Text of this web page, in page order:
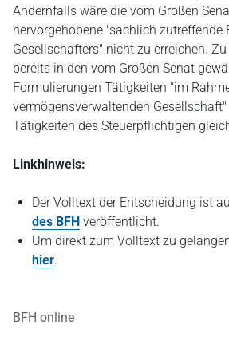
Andernfalls wäre die vom Großen
hervorgehobene "sachlich zutreffende
Gesellschafters" nicht zu erreichen.
bereits in den vom Großen Senat
Formulierungen Tätigkeiten "im
vermögensverwaltenden Gesellschaft"
Tätigkeiten des Steuerpflichtigen
Linkhinweis:
Der Volltext der Entscheidung ist
des BFH veröffentlicht.
Um direkt zum Volltext zu
hier.
BFH online